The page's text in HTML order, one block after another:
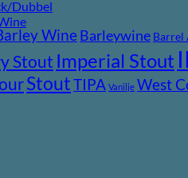
Dubbel
Wine Barleywine Barrel
Stout Imperial Stout
StoutTIPA Vanilje West